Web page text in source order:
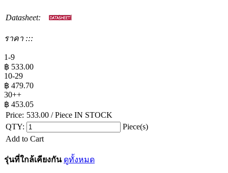
Datasheet:
ราคา :::
1-9
฿ 533.00
10-29
฿ 479.70
30++
฿ 453.05
Price: 533.00 / Piece IN STOCK
QTY:
Piece(s)
Add to Cart
รุ่นที่ใกล้เคียงกัน ดูทั้งหมด